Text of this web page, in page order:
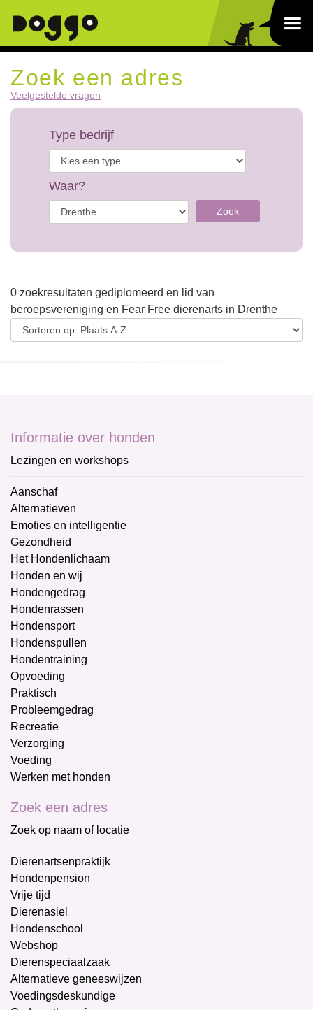
Zoek een adres
Veelgestelde vragen
Type bedrijf
Waar?
Zoek
0 zoekresultaten gediplomeerd en lid van
beroepsvereniging en Fear Free dierenarts in Drenthe
Informatie over honden
Lezingen en workshops
Aanschaf
Alternatieven
Emoties en intelligentie
Gezondheid
Het Hondenlichaam
Honden en wij
Hondengedrag
Hondenrassen
Hondensport
Hondenspullen
Hondentraining
Opvoeding
Praktisch
Probleemgedrag
Recreatie
Verzorging
Voeding
Werken met honden
Zoek een adres
Zoek op naam of locatie
Dierenartsenpraktijk
Hondenpension
Vrije tijd
Dierenasiel
Hondenschool
Webshop
Dierenspeciaalzaak
Alternatieve geneeswijzen
Voedingsdeskundige